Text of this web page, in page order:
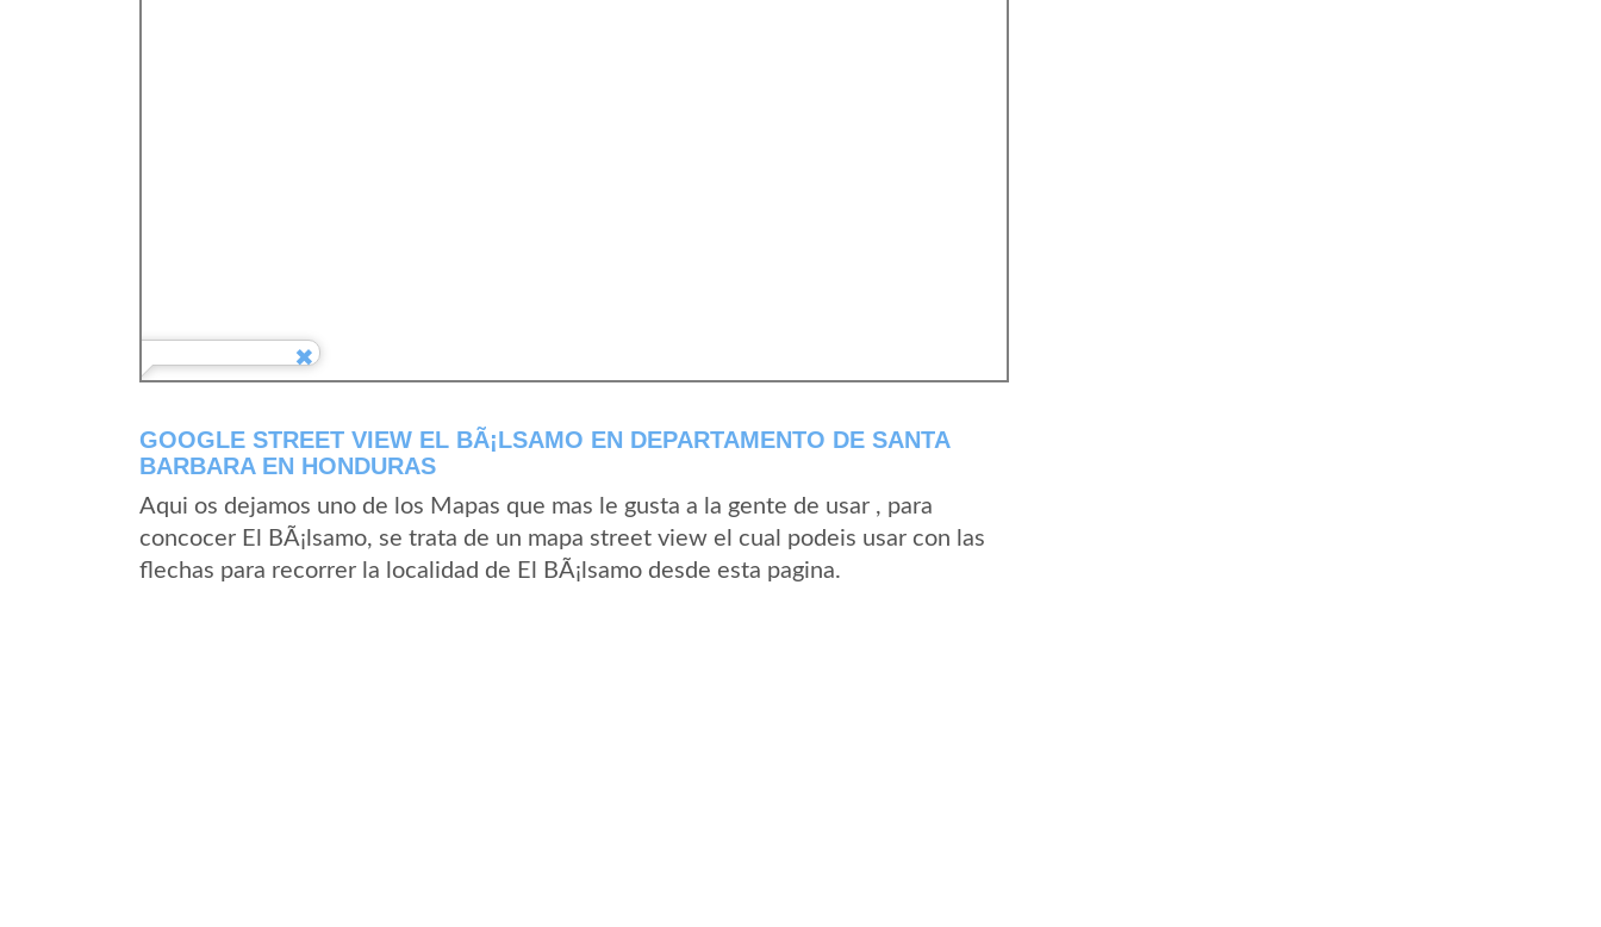
GOOGLE STREET VIEW EL BÃ¡LSAMO EN DEPARTAMENTO DE SANTA
BARBARA EN HONDURAS
Aqui os dejamos uno de los Mapas que mas le gusta a la gente de usar , para
concocer El BÃ¡lsamo, se trata de un mapa street view el cual podeis usar con las
flechas para recorrer la localidad de El BÃ¡lsamo desde esta pagina.